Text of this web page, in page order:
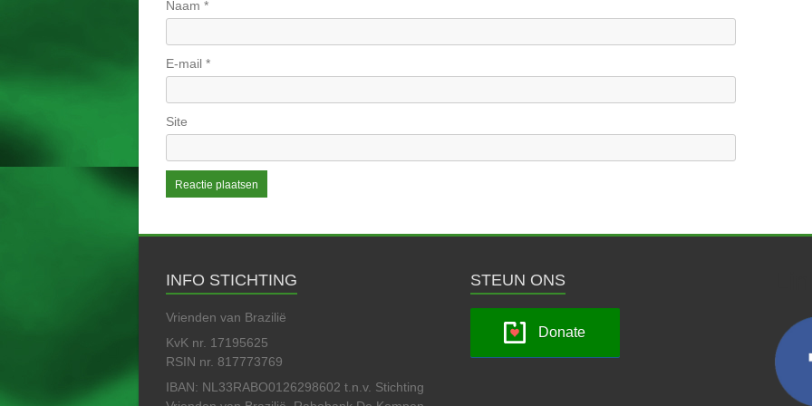
Naam *
E-mail *
Site
INFO STICHTING
Vrienden van Brazilië
KvK nr. 17195625
RSIN nr. 817773769
IBAN: NL33RABO0126298602 t.n.v. Stichting
STEUN ONS
Donate